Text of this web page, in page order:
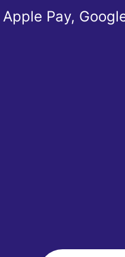
Pay,